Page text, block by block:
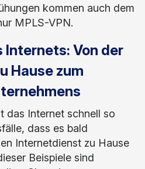
kommen auch dem
MPLS-VPN.
Internets: Von der
Hause zum
das Internet schnell so
dass es bald
Internetdienst zu Hause
Beispiele sind